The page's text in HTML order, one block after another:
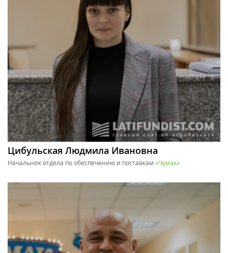
Цибульская Людмила Ивановна
Начальник отдела по обеспечению и поставкам «Чумак»